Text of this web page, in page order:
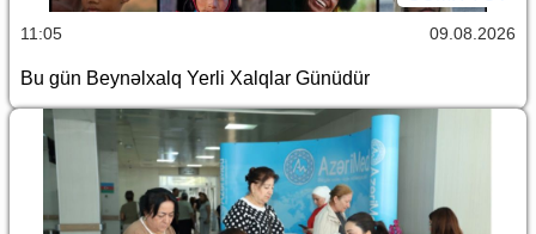
11:05 09.08.2026
Bu gün Beynəlxalq Yerli Xalqlar Günüdür